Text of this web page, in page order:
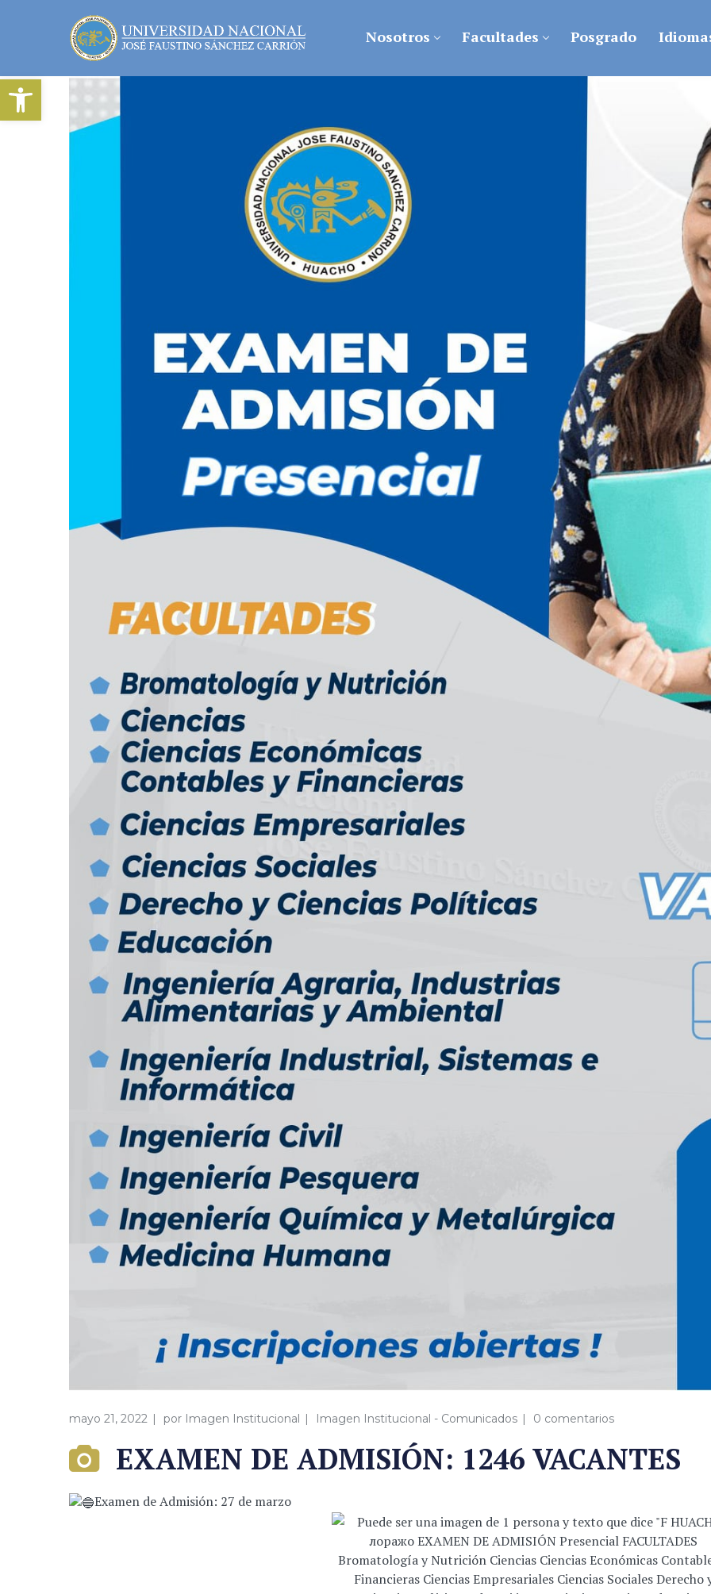
Abrir barra de herramientas
Nosotros Facultades Posgrado
mayo 21, 2022 por Imagen Institucional Imagen Institucional - Comunicados 0 comentarios
EXAMEN DE ADMISIÓN: 1246 VACANTES
Examen de Admisión: 27 de marzo